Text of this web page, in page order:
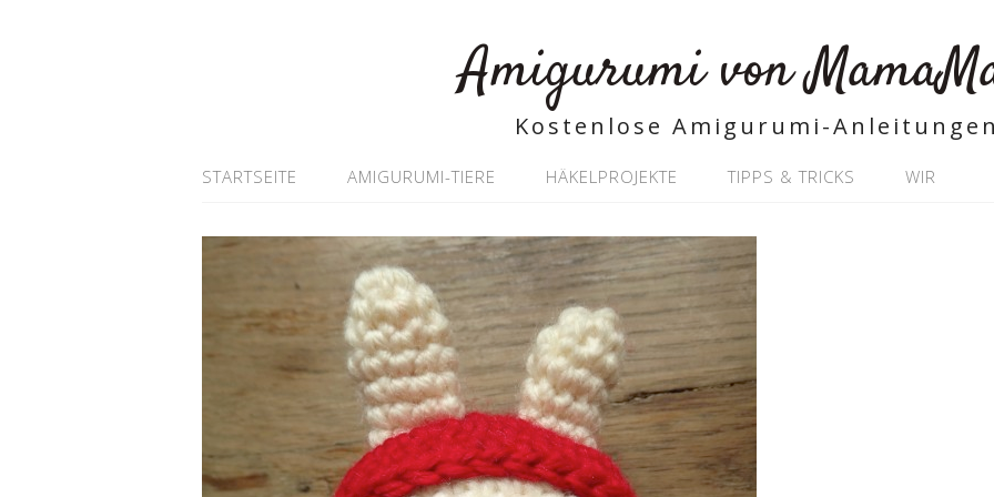
Amigurumi von
Kostenlose Amigurumi-
STARTSEITE AMIGURUMI-TIERE HÄKELPROJEKTE TIPPS & TRICKS WIR